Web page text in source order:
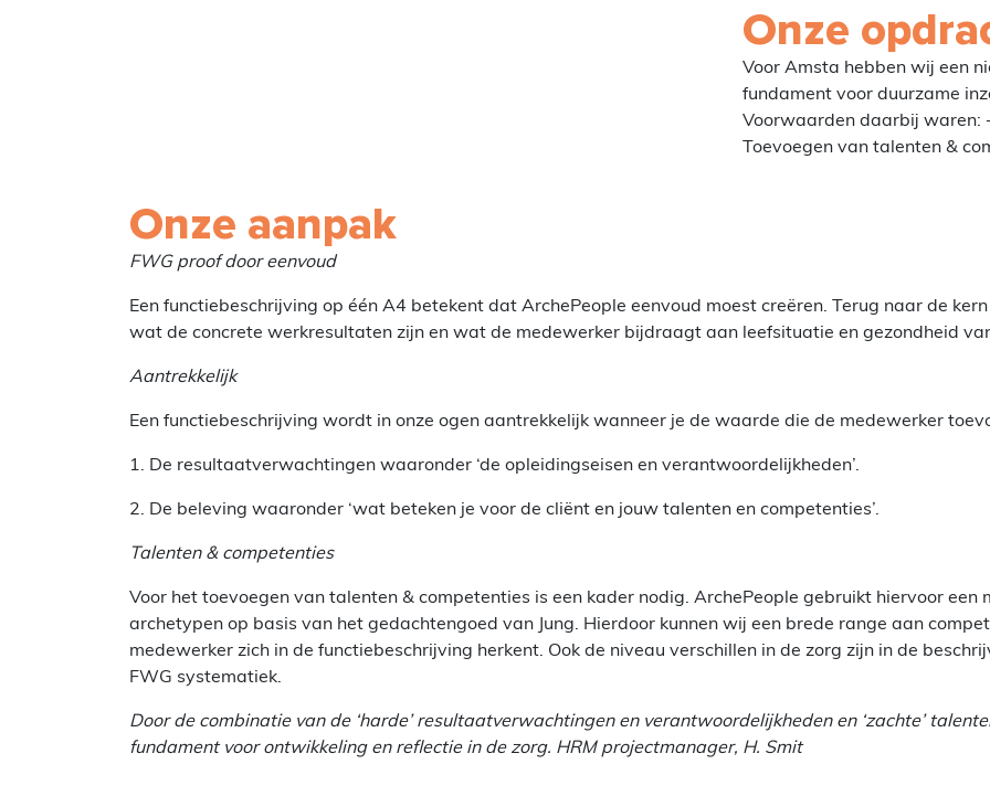
Onze
Voor Amsta hebben wij een
fundament voor duurzame
Voorwaarden daarbij waren:
Toevoegen van talenten &
Onze aanpak
FWG proof door eenvoud
Een functiebeschrijving op één A4 betekent dat ArchePeople eenvoud moest creëren. Terug naar de
wat de concrete werkresultaten zijn en wat de medewerker bijdraagt aan leefsituatie en gezondheid
Aantrekkelijk
Een functiebeschrijving wordt in onze ogen aantrekkelijk wanneer je de waarde die de medewerker
1. De resultaatverwachtingen waaronder ‘de opleidingseisen en verantwoordelijkheden’.
2. De beleving waaronder ‘wat beteken je voor de cliënt en jouw talenten en competenties’.
Talenten & competenties
Voor het toevoegen van talenten & competenties is een kader nodig. ArchePeople gebruikt hiervoor
archetypen op basis van het gedachtengoed van Jung. Hierdoor kunnen wij een brede range aan
medewerker zich in de functiebeschrijving herkent. Ook de niveau verschillen in de zorg zijn in de
FWG systematiek.
Door de combinatie van de ‘harde’ resultaatverwachtingen en verantwoordelijkheden en ‘zachte’
fundament voor ontwikkeling en reflectie in de zorg. HRM projectmanager, H. Smit